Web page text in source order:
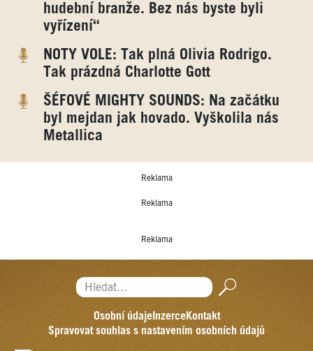
hudební branže. Bez nás byste byli
vyřízení“
NOTY VOLE: Tak plná Olivia Rodrigo.
Tak prázdná Charlotte Gott
ŠÉFOVÉ MIGHTY SOUNDS: Na začátku
byl mejdan jak hovado. Vyškolila nás
Metallica
Reklama
Reklama
Reklama
Hledat...
Osobní údajeInzerceKontakt
Spravovat souhlas s nastavením osobních údajů